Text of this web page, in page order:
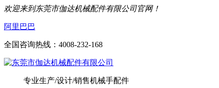
欢迎来到东莞市伽达机械配件有限公司官网！
阿里巴巴
全国咨询热线： 4008-232-168
专业生产/设计/销售机械手配件